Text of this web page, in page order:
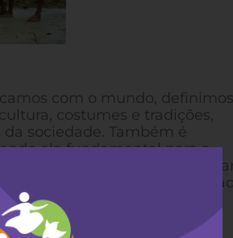
com o mundo, definimos
costumes e tradições,
sociedade. Também é
ela fundamental para a
O direito de uma pessoa usar
opinião e
inclusivas e outros